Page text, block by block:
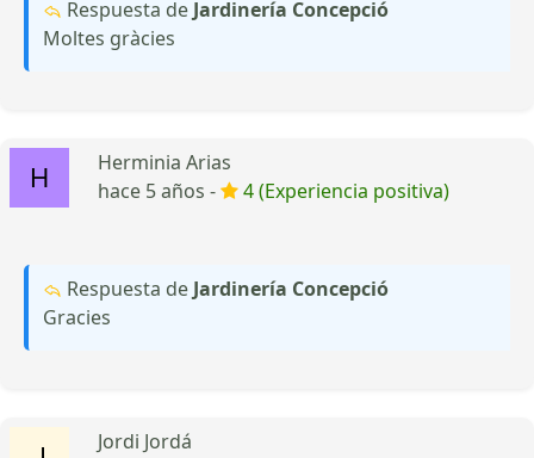
Respuesta de Jardinería Concepció
Moltes gràcies
Herminia Arias
hace 5 años -
4 (Experiencia positiva)
Respuesta de Jardinería Concepció
Gracies
Jordi Jordá